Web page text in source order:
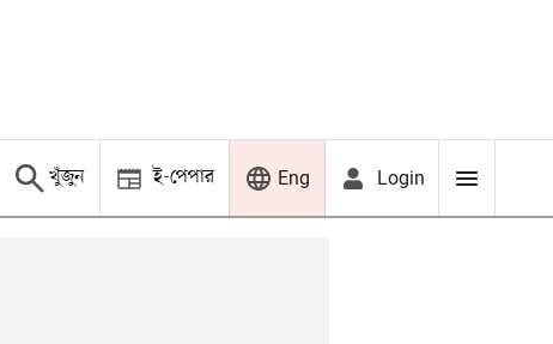
খুঁজুন ই-পেপার Eng Login